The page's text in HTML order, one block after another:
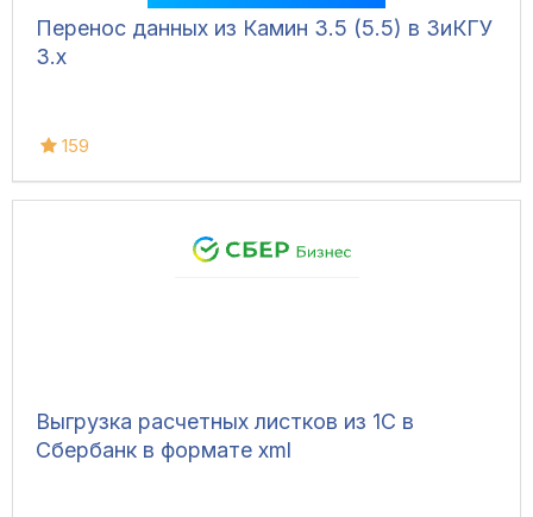
Перенос данных из Камин 3.5 (5.5) в ЗиКГУ
3.х
159
Выгрузка расчетных листков из 1С в
Сбербанк в формате xml